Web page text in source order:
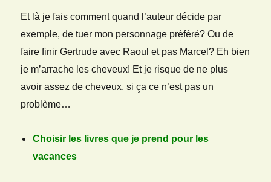
Et là je fais comment quand l’auteur décide par
exemple, de tuer mon personnage préféré? Ou de
faire finir Gertrude avec Raoul et pas Marcel? Eh bien
je m’arrache les cheveux! Et je risque de ne plus
avoir assez de cheveux, si ça ce n’est pas un
problème…
Choisir les livres que je prend pour les
vacances